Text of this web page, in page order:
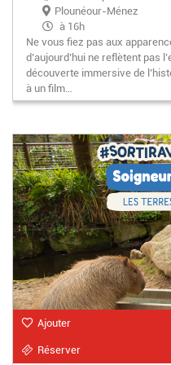
Plounéour-Ménez
à 16h
Ne vous fiez pas aux
d’aujourd’hui ne reflètent pas
découverte immersive de
à un film…
Ajouter
Réserver